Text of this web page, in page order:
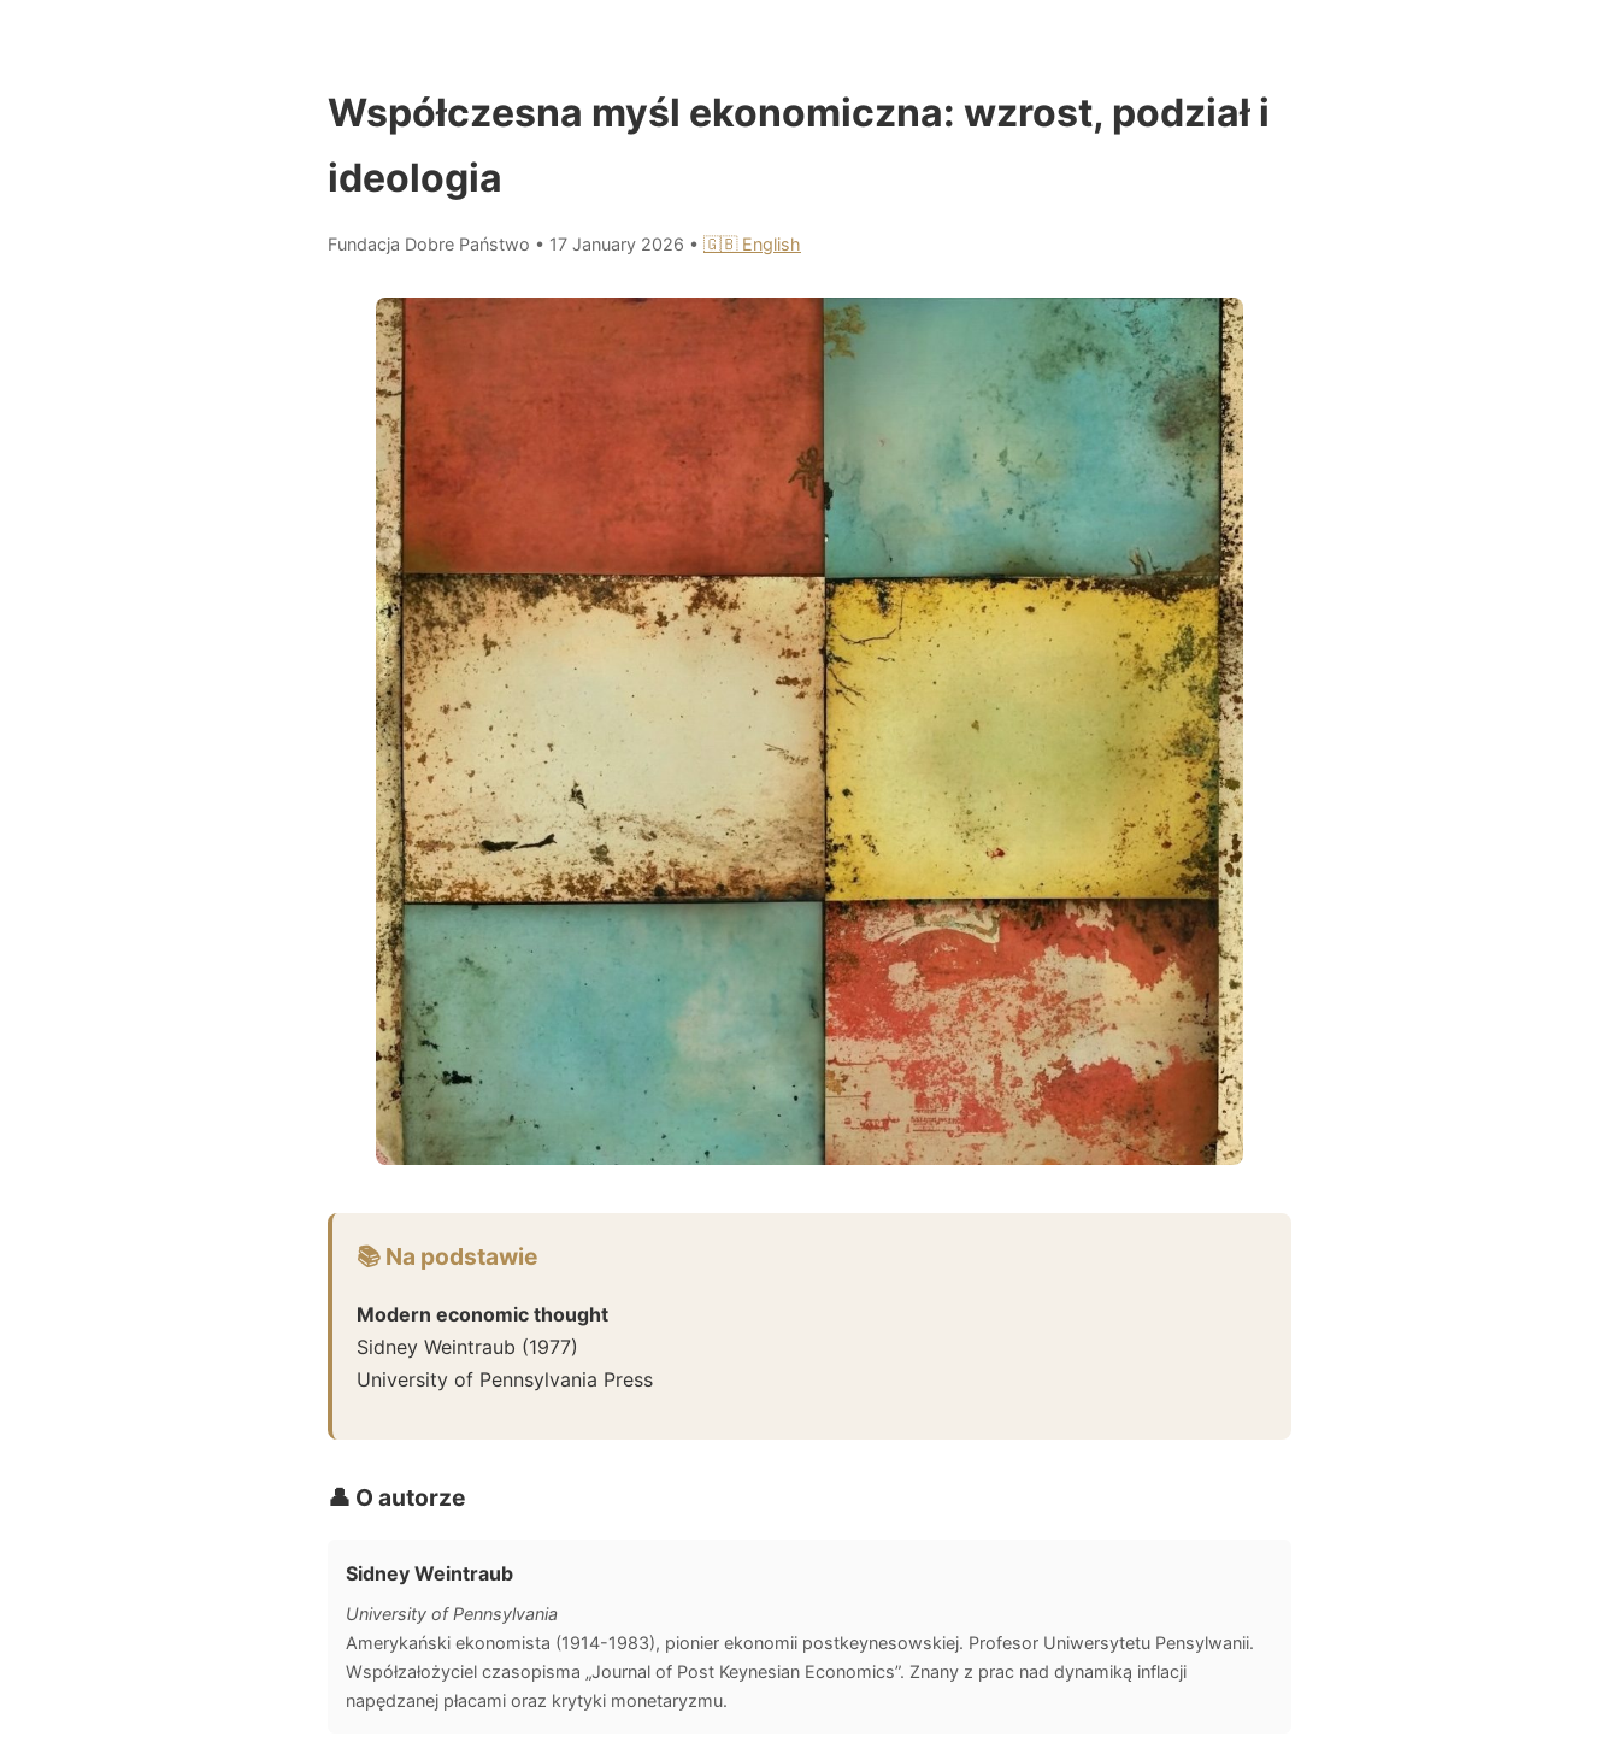
Współczesna myśl ekonomiczna: wzrost, podział i
ideologia
Fundacja Dobre Państwo • 17 January 2026 • 🇬🇧 English
📚 Na podstawie
Modern economic thought
Sidney Weintraub (1977)
University of Pennsylvania Press
👤 O autorze
Sidney Weintraub
University of Pennsylvania
Amerykański ekonomista (1914-1983), pionier ekonomii postkeynesowskiej. Profesor Uniwersytetu Pensylwanii.
Współzałożyciel czasopisma „Journal of Post Keynesian Economics”. Znany z prac nad dynamiką inflacji
napędzanej płacami oraz krytyki monetaryzmu.